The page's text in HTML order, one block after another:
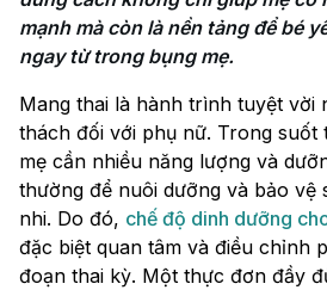
mạnh mà còn là nền tảng để bé
ngay từ trong bụng mẹ.
Mang thai là hành trình tuyệt vời
thách đối với phụ nữ. Trong suốt
mẹ cần nhiều năng lượng và
thường để nuôi dưỡng và bảo vệ
nhi. Do đó, chế độ dinh dưỡng
đặc biệt quan tâm và điều chỉnh
đoạn thai kỳ. Một thực đơn đầy